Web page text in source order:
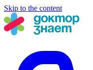
Skip to the content